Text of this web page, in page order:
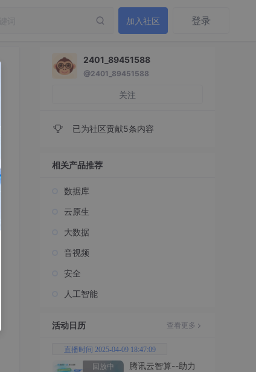
加入社区 登录
2401_89451588
@2401_89451588
关注
已为社区贡献5条内容
相关产品推荐
数据库
云原生
大数据
音视频
安全
人工智能
活动日历 查看更多
直播时间 2025-04-09 18:47:09
回放中
腾讯云智算--助力